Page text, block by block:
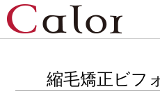
縮毛矯正ビフ